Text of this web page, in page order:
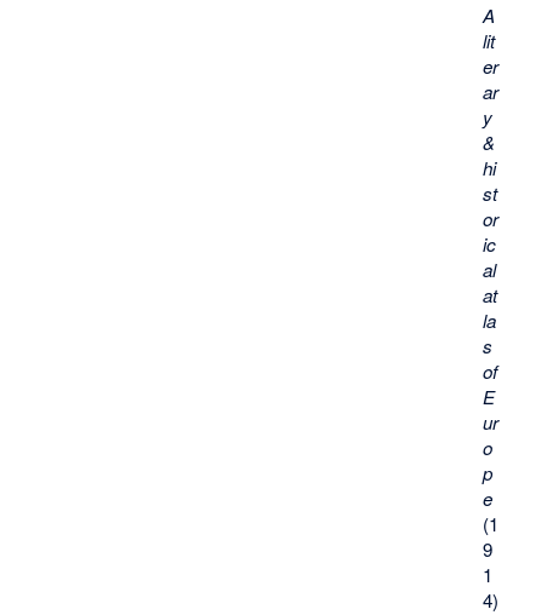
A
lit
er
ar
y
&
hi
st
or
ic
al
at
la
s
of
E
ur
o
p
e
(1
9
1
4)